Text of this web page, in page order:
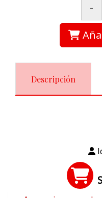
-
Descripción